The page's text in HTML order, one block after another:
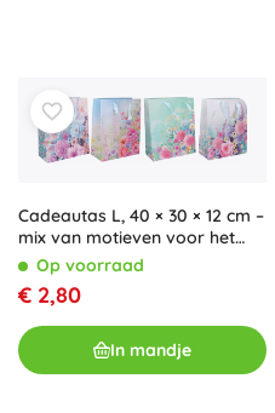
Cadeautas L, 40 × 30 × 12 cm –
mix van motieven voor het
hele jaar
Op voorraad
€ 2,80
In mandje